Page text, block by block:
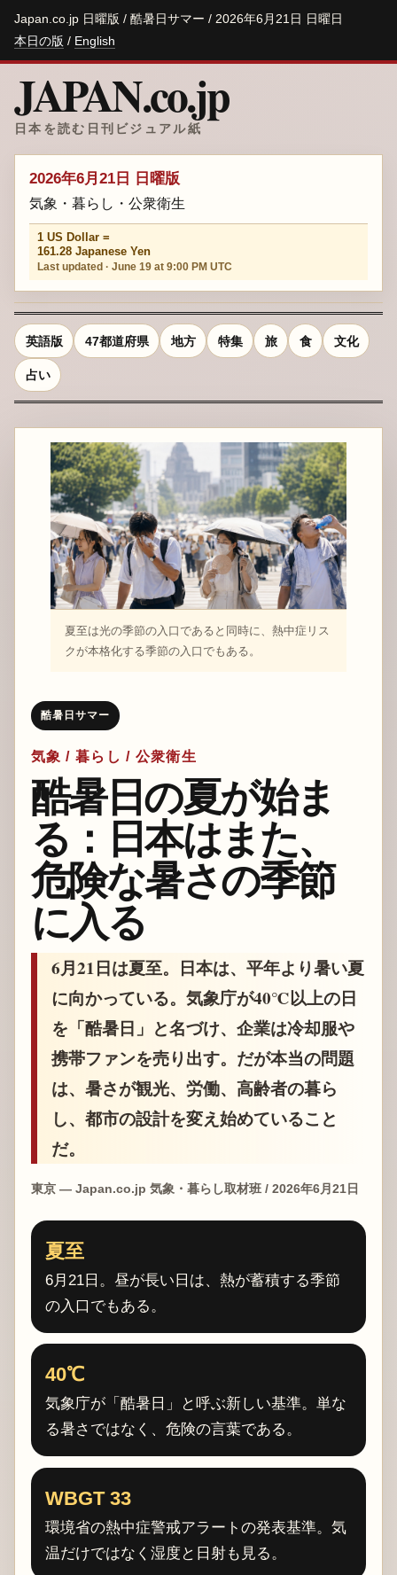
Japan.co.jp 日曜版 / 酷暑日サマー / 2026年6月21日 日曜日
本日の版 / English
JAPAN.co.jp
日本を読む日刊ビジュアル紙
2026年6月21日 日曜版
気象・暮らし・公衆衛生
1 US Dollar =
161.28 Japanese Yen
Last updated · June 19 at 9:00 PM UTC
英語版 47都道府県 地方 特集 旅 食 文化
占い
夏至は光の季節の入口であると同時に、熱中症リス
クが本格化する季節の入口でもある。
酷暑日サマー
気象 / 暮らし / 公衆衛生
酷暑日の夏が始ま
る：日本はまた、
危険な暑さの季節
に入る
6月21日は夏至。日本は、平年より暑い夏
に向かっている。気象庁が40℃以上の日
を「酷暑日」と名づけ、企業は冷却服や
携帯ファンを売り出す。だが本当の問題
は、暑さが観光、労働、高齢者の暮ら
し、都市の設計を変え始めていること
だ。
東京 — Japan.co.jp 気象・暮らし取材班 / 2026年6月21日
夏至
6月21日。昼が長い日は、熱が蓄積する季節
の入口でもある。
40℃
気象庁が「酷暑日」と呼ぶ新しい基準。単な
る暑さではなく、危険の言葉である。
WBGT 33
環境省の熱中症警戒アラートの発表基準。気
温だけではなく湿度と日射も見る。